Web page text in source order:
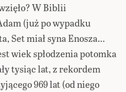
W Biblii
(już po wypadku
Set miał syna Enosza…
wiek spłodzenia potomka
tysiąc lat, z rekordem
969 lat (od niego